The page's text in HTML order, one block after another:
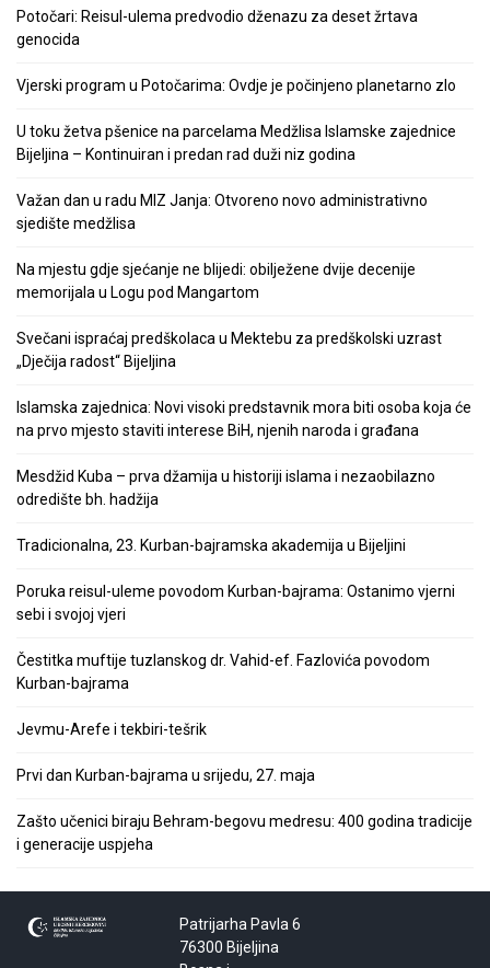
Potočari: Reisul-ulema predvodio dženazu za deset žrtava
genocida
Vjerski program u Potočarima: Ovdje je počinjeno planetarno zlo
U toku žetva pšenice na parcelama Medžlisa Islamske zajednice
Bijeljina – Kontinuiran i predan rad duži niz godina
Važan dan u radu MIZ Janja: Otvoreno novo administrativno
sjedište medžlisa
Na mjestu gdje sjećanje ne blijedi: obilježene dvije decenije
memorijala u Logu pod Mangartom
Svečani ispraćaj predškolaca u Mektebu za predškolski uzrast
„Dječija radost“ Bijeljina
Islamska zajednica: Novi visoki predstavnik mora biti osoba koja će
na prvo mjesto staviti interese BiH, njenih naroda i građana
Mesdžid Kuba – prva džamija u historiji islama i nezaobilazno
odredište bh. hadžija
Tradicionalna, 23. Kurban-bajramska akademija u Bijeljini
Poruka reisul-uleme povodom Kurban-bajrama: Ostanimo vjerni
sebi i svojoj vjeri
Čestitka muftije tuzlanskog dr. Vahid-ef. Fazlovića povodom
Kurban-bajrama
Jevmu-Arefe i tekbiri-tešrik
Prvi dan Kurban-bajrama u srijedu, 27. maja
Zašto učenici biraju Behram-begovu medresu: 400 godina tradicije
i generacije uspjeha
Patrijarha Pavla 6
76300 Bijeljina